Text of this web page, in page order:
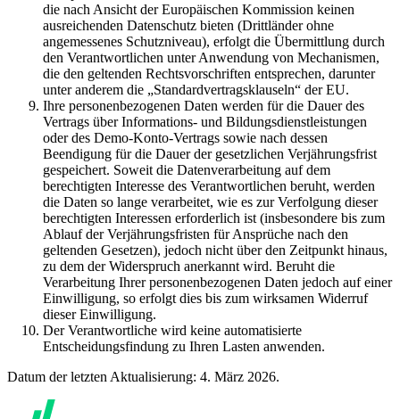
die nach Ansicht der Europäischen Kommission keinen
ausreichenden Datenschutz bieten (Drittländer ohne
angemessenes Schutzniveau), erfolgt die Übermittlung durch
den Verantwortlichen unter Anwendung von Mechanismen,
die den geltenden Rechtsvorschriften entsprechen, darunter
unter anderem die „Standardvertragsklauseln“ der EU.
Ihre personenbezogenen Daten werden für die Dauer des
Vertrags über Informations- und Bildungsdienstleistungen
oder des Demo-Konto-Vertrags sowie nach dessen
Beendigung für die Dauer der gesetzlichen Verjährungsfrist
gespeichert. Soweit die Datenverarbeitung auf dem
berechtigten Interesse des Verantwortlichen beruht, werden
die Daten so lange verarbeitet, wie es zur Verfolgung dieser
berechtigten Interessen erforderlich ist (insbesondere bis zum
Ablauf der Verjährungsfristen für Ansprüche nach den
geltenden Gesetzen), jedoch nicht über den Zeitpunkt hinaus,
zu dem der Widerspruch anerkannt wird. Beruht die
Verarbeitung Ihrer personenbezogenen Daten jedoch auf einer
Einwilligung, so erfolgt dies bis zum wirksamen Widerruf
dieser Einwilligung.
Der Verantwortliche wird keine automatisierte
Entscheidungsfindung zu Ihren Lasten anwenden.
Datum der letzten Aktualisierung: 4. März 2026.